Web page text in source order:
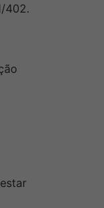
402.